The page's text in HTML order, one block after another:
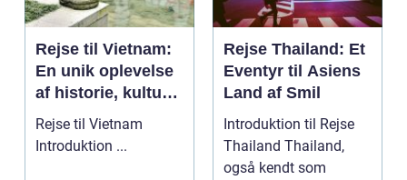
Rejse til Vietnam:
En unik oplevelse
af historie, kultur
og naturskønhed
Rejse til Vietnam
Introduktion ...
Rejse Thailand: Et
Eventyr til Asiens
Land af Smil
Introduktion til Rejse
Thailand Thailand,
også kendt som